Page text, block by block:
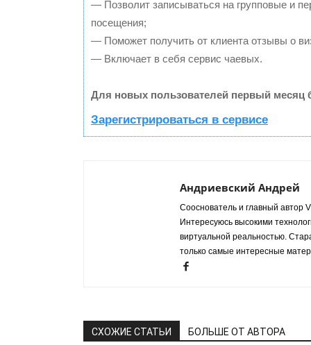
— Позволит записываться на групповые и
посещения;
— Поможет получить от клиента отзывы о
— Включает в себя сервис чаевых.
Для новых пользователей первый месяц
Зарегистрироваться в сервисе
Андриевский Андрей
Сооснователь и главный автор
Интересуюсь высокими
виртуальной реальностью.
только самые интересные
СХОЖИЕ СТАТЬИ БОЛЬШЕ ОТ АВТОРА